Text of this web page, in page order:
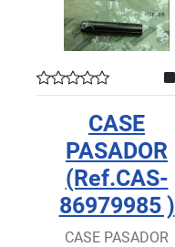
CASE
PASADOR
(Ref.CAS-
86979985 )
CASE PASADOR